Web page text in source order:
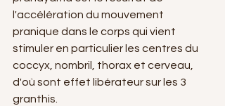
l'accélération du mouvement
pranique dans le corps qui vient
stimuler en particulier les centres du
coccyx, nombril, thorax et cerveau,
d'où sont effet libérateur sur les 3
granthis.